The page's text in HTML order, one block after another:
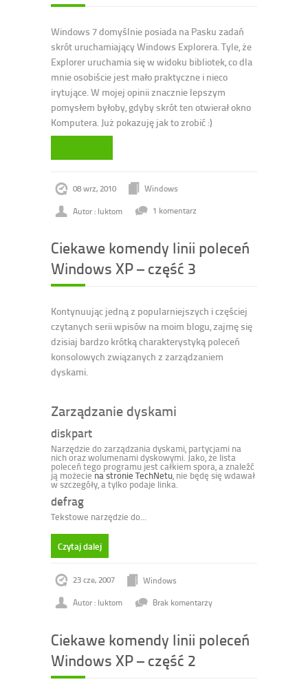
Windows 7 domyślnie posiada na Pasku zadań
skrót uruchamiający Windows Explorera. Tyle, że
Explorer uruchamia się w widoku bibliotek, co dla
mnie osobiście jest mało praktyczne i nieco
irytujące. W mojej opinii znacznie lepszym
pomysłem byłoby, gdyby skrót ten otwierał okno
Komputera. Już pokazuję jak to zrobić :)
08 wrz, 2010
Windows
Autor : luktom
1 komentarz
Ciekawe komendy linii poleceń
Windows XP – część 3
Kontynuując jedną z popularniejszych i częściej
czytanych serii wpisów na moim blogu, zajmę się
dzisiaj bardzo krótką charakterystyką poleceń
konsolowych związanych z zarządzaniem
dyskami.
Zarządzanie dyskami
diskpart
Narzędzie do zarządzania dyskami, partycjami na
nich oraz wolumenami dyskowymi. Jako, że lista
poleceń tego programu jest całkiem spora, a znaleźć
ją możeciena stronie TechNetu, nie będę się wdawał
w szczegóły, a tylko podaje linka.
defrag
Tekstowe narzędzie do...
Czytaj dalej
23 cze, 2007
Windows
Autor : luktom
Brak komentarzy
Ciekawe komendy linii poleceń
Windows XP – część 2